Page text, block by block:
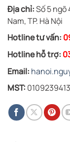
Địa chỉ:Số 5
Nam, TP. Hà Nội
Hotline tư vấn:
Hotline hỗ trợ:
Email:
MST: 0109239413